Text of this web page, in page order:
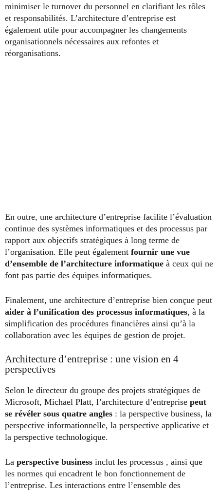
minimiser le turnover du personnel en clarifiant les rôles
et responsabilités. L’architecture d’entreprise est
également utile pour accompagner les changements
organisationnels nécessaires aux refontes et
réorganisations.
En outre, une architecture d’entreprise facilite l’évaluation
continue des systèmes informatiques et des processus par
rapport aux objectifs stratégiques à long terme de
l’organisation. Elle peut également fournir une vue
d’ensemble de l’architecture informatique à ceux qui ne
font pas partie des équipes informatiques.
Finalement, une architecture d’entreprise bien conçue peut
aider à l’unification des processus informatiques, à la
simplification des procédures financières ainsi qu’à la
collaboration avec les équipes de gestion de projet.
Architecture d’entreprise : une vision en 4
perspectives
Selon le directeur du groupe des projets stratégiques de
Microsoft, Michael Platt, l’architecture d’entreprise peut
se révéler sous quatre angles : la perspective business, la
perspective informationnelle, la perspective applicative et
la perspective technologique.
La perspective business inclut les processus , ainsi que
les normes qui encadrent le bon fonctionnement de
l’entreprise. Les interactions entre l’ensemble des